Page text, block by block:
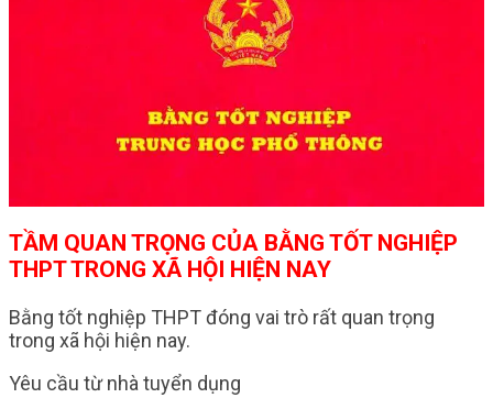
TẦM QUAN TRỌNG CỦA BẰNG TỐT NGHIỆP
THPT TRONG XÃ HỘI HIỆN NAY
Bằng tốt nghiệp THPT đóng vai trò rất quan trọng
trong xã hội hiện nay.
Yêu cầu từ nhà tuyển dụng